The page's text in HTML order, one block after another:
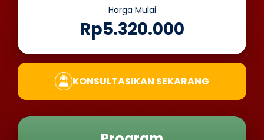
Harga Mulai
Rp5.320.000
KONSULTASIKAN SEKARANG